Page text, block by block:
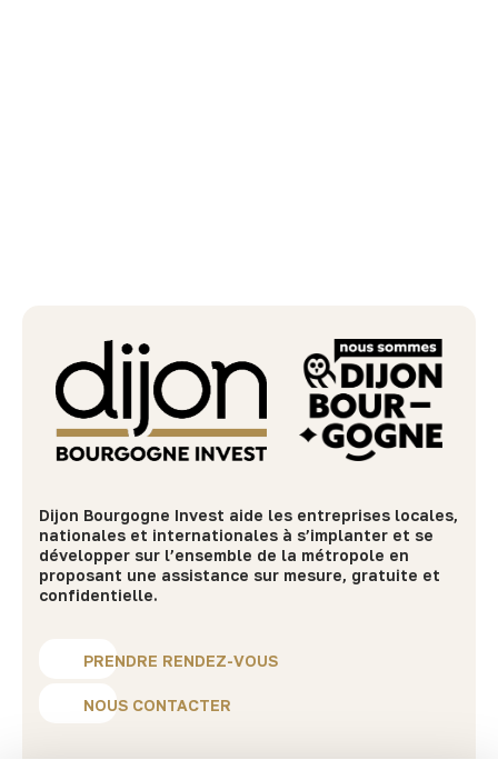
Dijon Bourgogne Invest aide les entreprises locales,
nationales et internationales à s’implanter et se
développer sur l’ensemble de la métropole en
proposant une assistance sur mesure, gratuite et
confidentielle.
PRENDRE RENDEZ-VOUS
NOUS CONTACTER